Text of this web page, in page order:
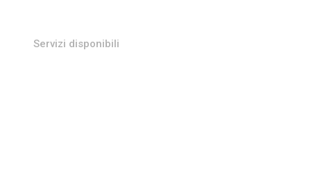
Servizi disponibili